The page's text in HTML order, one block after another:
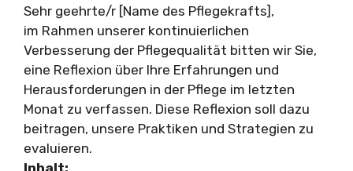
Sehr geehrte/r [Name des Pflegekrafts],
im Rahmen unserer kontinuierlichen
Verbesserung der Pflegequalität bitten wir Sie,
eine Reflexion über Ihre Erfahrungen und
Herausforderungen in der Pflege im letzten
Monat zu verfassen. Diese Reflexion soll dazu
beitragen, unsere Praktiken und Strategien zu
evaluieren.
Inhalt: